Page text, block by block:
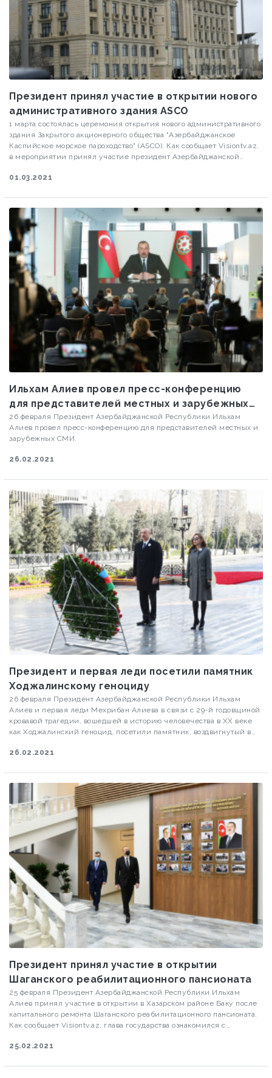
Президент принял участие в открытии нового
административного здания ASCO
1 марта состоялась церемония открытия нового административного
здания Закрытого акционерного общества "Азербайджанское
Каспийское морское пароходство" (ASCO). Как сообщает Visiontv.az,
в мероприятии принял участие президент Азербайджанской
01.03.2021
Ильхам Алиев провел пресс-конференцию
для представителей местных и зарубежных
СМИ
26 февраля Президент Азербайджанской Республики Ильхам
Алиев провел пресс-конференцию для представителей местных и
зарубежных СМИ.
26.02.2021
Президент и первая леди посетили памятник
Ходжалинскому геноциду
26 февраля Президент Азербайджанской Республики Ильхам
Алиев и первая леди Мехрибан Алиева в связи с 29-й годовщиной
кровавой трагедии, вошедшей в историю человечества в ХХ веке
как Ходжалинский геноцид, посетили памятник, воздвигнутый в
26.02.2021
Президент принял участие в открытии
Шаганского реабилитационного пансионата
25 февраля Президент Азербайджанской Республики Ильхам
Алиев принял участие в открытии в Хазарском районе Баку после
капитального ремонта Шаганского реабилитационного пансионата.
Как сообщает Visiontv.az, глава государства ознакомился с
25.02.2021